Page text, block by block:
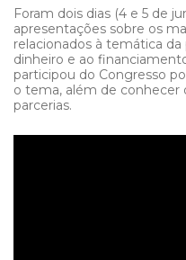
Foram dois dias (4 e 5 de
apresentações sobre os
relacionados à temática
dinheiro e ao
participou do Congresso
o tema, além de conhecer
parcerias.